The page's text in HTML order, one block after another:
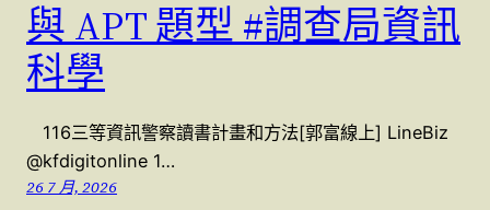
與 APT 題型 #調查局資訊
科學
116三等資訊警察讀書計畫和方法[郭富線上] LineBiz
@kfdigitonline 1…
26 7 月, 2026